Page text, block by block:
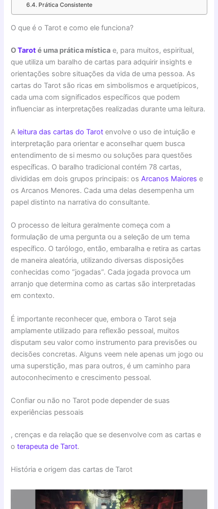
Prática Consistente
O que é o Tarot e como ele funciona?
OTaroté uma prática mística e, para muitos, espiritual,
que utiliza um baralho de cartas para adquirir insights e
orientações sobre situações da vida de uma pessoa. As
cartas do Tarot são ricas em simbolismos e arquetípicos,
cada uma com significados específicos que podem
influenciar as interpretações realizadas durante uma leitura.
A leitura das cartas do Tarot envolve o uso de intuição e
interpretação para orientar e aconselhar quem busca
entendimento de si mesmo ou soluções para questões
específicas. O baralho tradicional contém 78 cartas,
divididas em dois grupos principais: osArcanos Maiores e
os Arcanos Menores. Cada uma delas desempenha um
papel distinto na narrativa do consultante.
O processo de leitura geralmente começa com a
formulação de uma pergunta ou a seleção de um tema
específico. O tarólogo, então, embaralha e retira as cartas
de maneira aleatória, utilizando diversas disposições
conhecidas como “jogadas”. Cada jogada provoca um
arranjo que determina como as cartas são interpretadas
em contexto.
É importante reconhecer que, embora o Tarot seja
amplamente utilizado para reflexão pessoal, muitos
disputam seu valor como instrumento para previsões ou
decisões concretas. Alguns veem nele apenas um jogo ou
uma superstição, mas para outros, é um caminho para
autoconhecimento e crescimento pessoal.
Confiar ou não no Tarot pode depender de suas
experiências pessoais
, crenças e da relação que se desenvolve com as cartas e
oterapeuta de Tarot.
História e origem das cartas de Tarot